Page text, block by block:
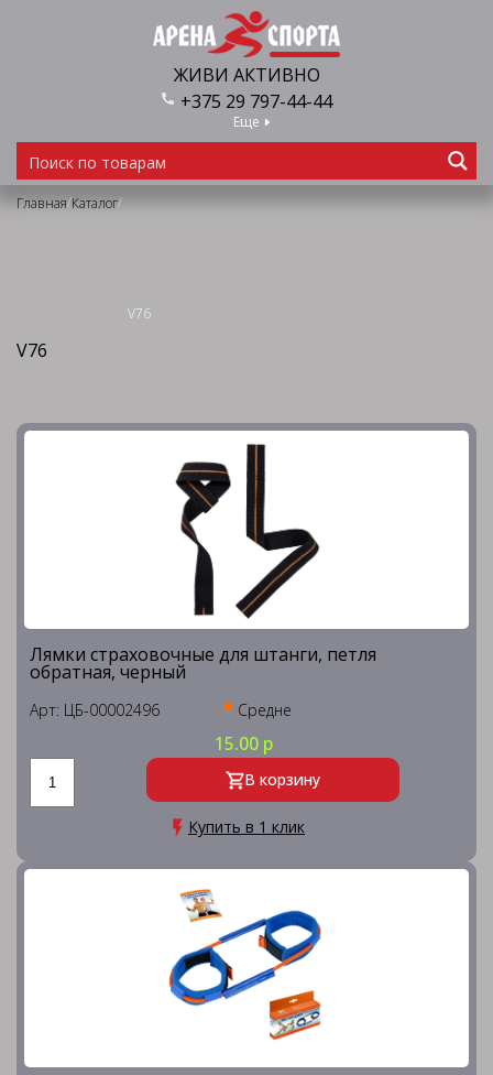
ЖИВИ АКТИВНО
+375 29 797-44-44
Еще
Главная/Каталог/
V76
V76
Лямки страховочные для штанги, петля
обратная, черный
Арт: ЦБ-00002496 Средне
15.00 р
В корзину
Купить в 1 клик